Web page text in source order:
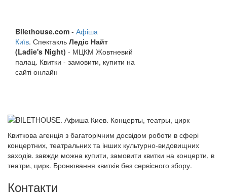
Bilethouse.com - Афіша
Київ. Спектакль Ледіс Найт
(Ladie's Night) - МЦКМ Жовтневий
палац. Квитки - замовити, купити на
сайті онлайн
Квиткова агенція з багаторічним досвідом роботи в сфері
концертних, театральних та інших культурно-видовищних
заходів. завжди можна купити, замовити квитки на концерти, в
театри, цирк. Бронювання квитків без сервісного збору.
Контакти